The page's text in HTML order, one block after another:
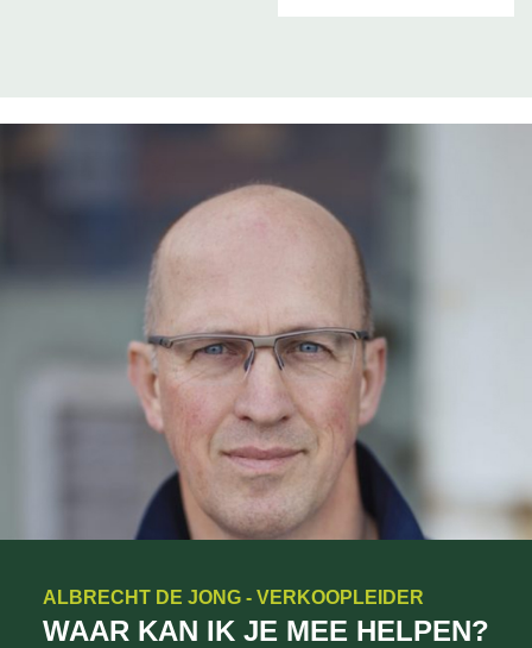
ALBRECHT DE JONG - VERKOOPLEIDER
WAAR KAN IK JE MEE HELPEN?